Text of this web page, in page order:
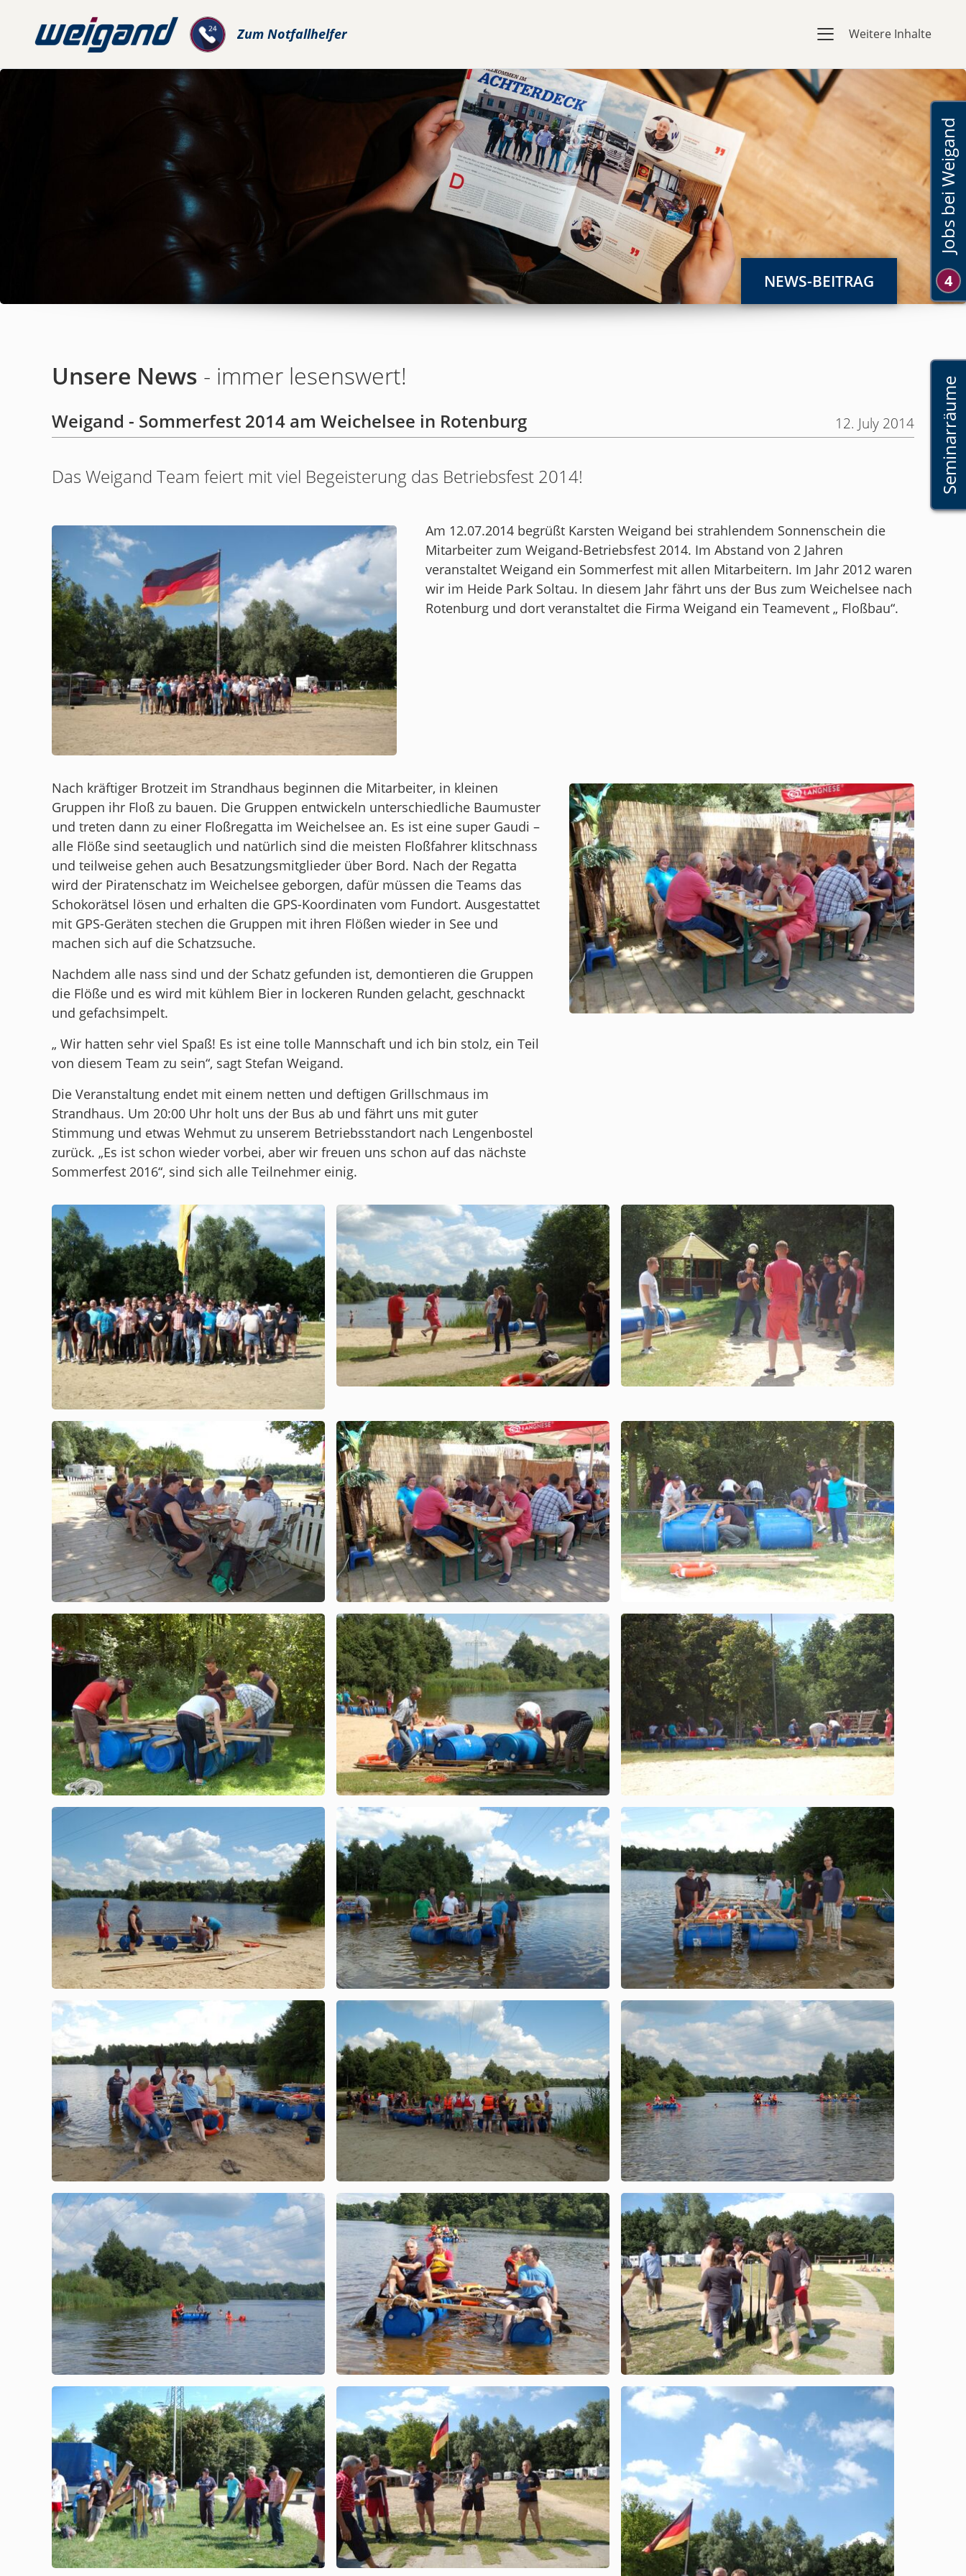
Zum Notfallhelfer Weitere Inhalte
NEWS-BEITRAG
Jobs bei Weigand
4
Seminarräume
Unsere News - immer lesenswert!
Weigand - Sommerfest 2014 am Weichelsee in Rotenburg 12. July 2014
Das Weigand Team feiert mit viel Begeisterung das Betriebsfest 2014!
Am 12.07.2014 begrüßt Karsten Weigand bei strahlendem Sonnenschein die
Mitarbeiter zum Weigand-Betriebsfest 2014. Im Abstand von 2 Jahren
veranstaltet Weigand ein Sommerfest mit allen Mitarbeitern. Im Jahr 2012 waren
wir im Heide Park Soltau. In diesem Jahr fährt uns der Bus zum Weichelsee nach
Rotenburg und dort veranstaltet die Firma Weigand ein Teamevent „ Floßbau“.
Nach kräftiger Brotzeit im Strandhaus beginnen die Mitarbeiter, in kleinen
Gruppen ihr Floß zu bauen. Die Gruppen entwickeln unterschiedliche Baumuster
und treten dann zu einer Floßregatta im Weichelsee an. Es ist eine super Gaudi –
alle Flöße sind seetauglich und natürlich sind die meisten Floßfahrer klitschnass
und teilweise gehen auch Besatzungsmitglieder über Bord. Nach der Regatta
wird der Piratenschatz im Weichelsee geborgen, dafür müssen die Teams das
Schokorätsel lösen und erhalten die GPS-Koordinaten vom Fundort. Ausgestattet
mit GPS-Geräten stechen die Gruppen mit ihren Flößen wieder in See und
machen sich auf die Schatzsuche.
Nachdem alle nass sind und der Schatz gefunden ist, demontieren die Gruppen
die Flöße und es wird mit kühlem Bier in lockeren Runden gelacht, geschnackt
und gefachsimpelt.
„ Wir hatten sehr viel Spaß! Es ist eine tolle Mannschaft und ich bin stolz, ein Teil
von diesem Team zu sein“, sagt Stefan Weigand.
Die Veranstaltung endet mit einem netten und deftigen Grillschmaus im
Strandhaus. Um 20:00 Uhr holt uns der Bus ab und fährt uns mit guter
Stimmung und etwas Wehmut zu unserem Betriebsstandort nach Lengenbostel
zurück. „Es ist schon wieder vorbei, aber wir freuen uns schon auf das nächste
Sommerfest 2016“, sind sich alle Teilnehmer einig.